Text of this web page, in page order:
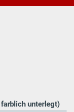
unterlegt)